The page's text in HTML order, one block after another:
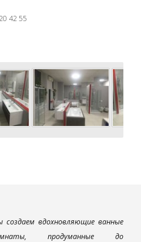
42 55
создаем вдохновляющие ванные
продуманные до